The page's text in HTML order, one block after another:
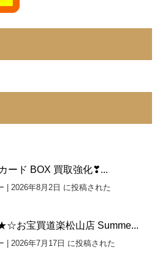
ード BOX 買取強化❣...
|2026年8月2日 に投稿された
お宝買道楽松山店 Summe...
|2026年7月17日 に投稿された